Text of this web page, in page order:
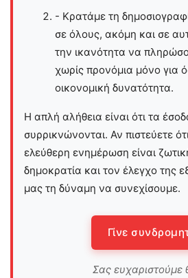
- Κρατάμε τη
σε όλους, ακόμη και σε
την ικανότητα να
χωρίς προνόμια μόνο για
οικονομική δυνατότητα.
Η απλή αλήθεια είναι ότι τα
συρρικνώνονται. Αν πιστεύετε
ελεύθερη ενημέρωση είναι
δημοκρατία και τον έλεγχο της
μας τη δύναμη να συνεχίσουμε.
Γίνε
Σας ευχαριστούμε